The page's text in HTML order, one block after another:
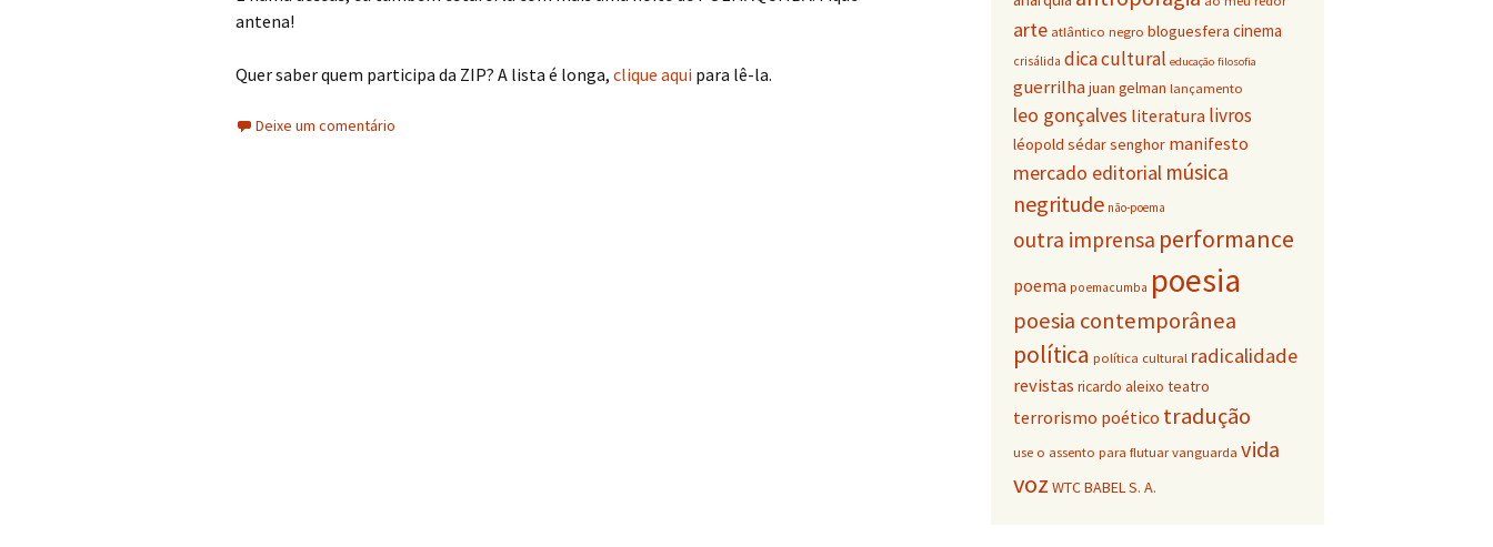
antena!
Quer saber quem participa da ZIP? A lista é longa, clique aqui para lê-la.
Deixe um comentário
arte atlântico negro bloguesfera cinema
crisálida dica cultural educação filosofia
guerrilhajuan gelman lançamento
leo gonçalves literatura livros
léopold sédar senghor manifesto
mercado editorial música
negritude não-poema
outra imprensa performance
poema poemacumba poesia
poesia contemporânea
política política cultural radicalidade
revistas ricardo aleixo teatro
terrorismo poético tradução
use o assento para flutuar vanguarda vida
voz WTC BABEL S. A.